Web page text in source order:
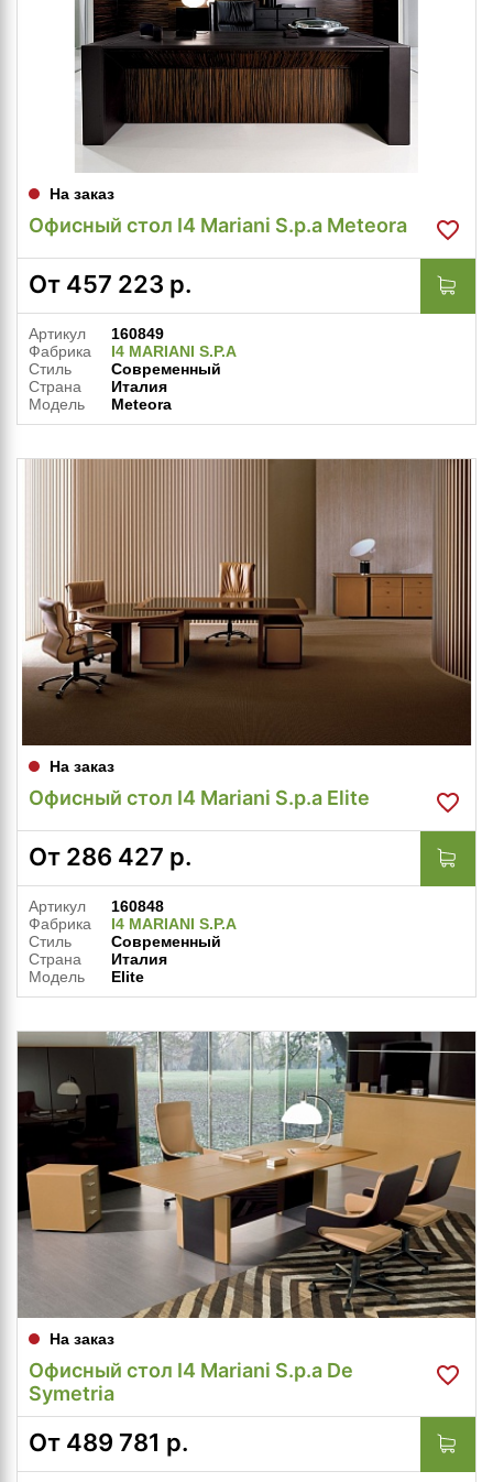
На заказ
Офисный стол I4 Mariani S.p.a Meteora
От 457 223 р.
Артикул
160849
Фабрика
I4 MARIANI S.P.A
Стиль
Современный
Страна
Италия
Модель
Meteora
На заказ
Офисный стол I4 Mariani S.p.a Elite
От 286 427 р.
Артикул
160848
Фабрика
I4 MARIANI S.P.A
Стиль
Современный
Страна
Италия
Модель
Elite
На заказ
Офисный стол I4 Mariani S.p.a De
Symetria
От 489 781 р.